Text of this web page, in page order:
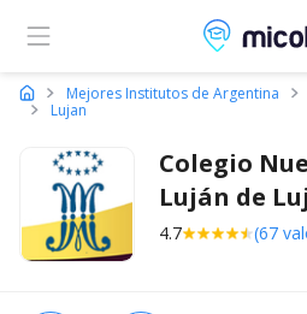
Micole,
Mejores Institutos de Argentina
Lujan
Colegio
Luján de
4.7 (67